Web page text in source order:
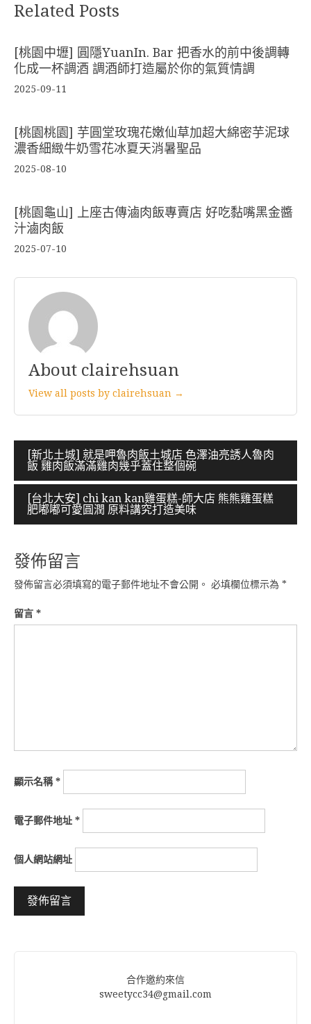
Related Posts
[桃園中壢] 圓隱YuanIn. Bar 把香水的前中後調轉
化成一杯調酒 調酒師打造屬於你的氣質情調
2025-09-11
[桃園桃園] 芋圓堂玫瑰花嫩仙草加超大綿密芋泥球
濃香細緻牛奶雪花冰夏天消暑聖品
2025-08-10
[桃園龜山] 上座古傳滷肉飯專賣店 好吃黏嘴黑金醬
汁滷肉飯
2025-07-10
About clairehsuan
View all posts by clairehsuan →
文
章
導
覽
[新北土城] 就是呷魯肉飯土城店 色澤油亮誘人魯肉
飯 雞肉飯滿滿雞肉幾乎蓋住整個碗
[台北大安] chi kan kan雞蛋糕-師大店 熊熊雞蛋糕
肥嘟嘟可愛圓潤 原料講究打造美味
發佈留言
發佈留言必須填寫的電子郵件地址不會公開。 必填欄位標示為 *
留言 *
顯示名稱*
電子郵件地址 *
個人網站網址
合作邀約來信
sweetycc34@gmail.com